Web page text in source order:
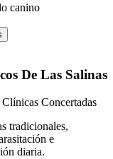
canino
De Las Salinas
Concertadas
tradicionales,
e
diaria.